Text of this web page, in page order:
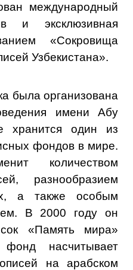
международный
и эксклюзивная
«Сокровища
Узбекистана».
была организована
имени Абу
хранится один из
фондов в мире.
количеством
разнообразием
а также особым
В 2000 году он
«Память мира»
насчитывает
на арабском